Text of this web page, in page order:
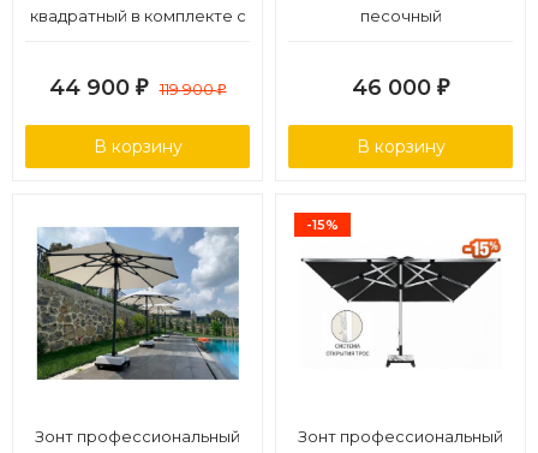
квадратный в комплекте с
44 900 ₽ 119 900₽
В корзину
песочный
46 000 ₽
В корзину
Зонт профессиональный
-15%
Зонт профессиональный